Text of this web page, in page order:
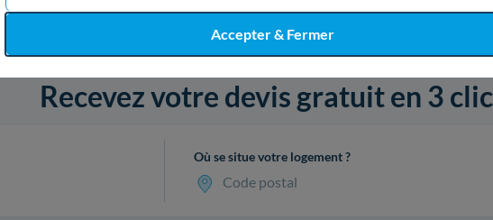
Accepter & Fermer
Recevez votre devis gratuit en 3
Où se situe votre logement ?
Code postal